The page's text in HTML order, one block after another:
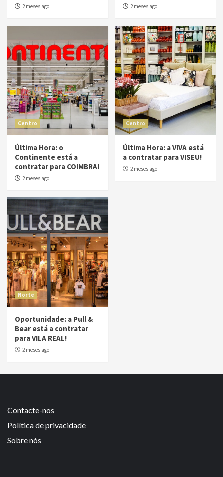
2 meses ago 2 meses ago
Centro
Última Hora: o
Continente está a
contratar para COIMBRA!
2 meses ago
Centro
Última Hora: a VIVA está
a contratar para VISEU!
2 meses ago
Norte
Oportunidade: a Pull &
Bear está a contratar
para VILA REAL!
2 meses ago
Contacte-nos
Política de privacidade
Sobre nós